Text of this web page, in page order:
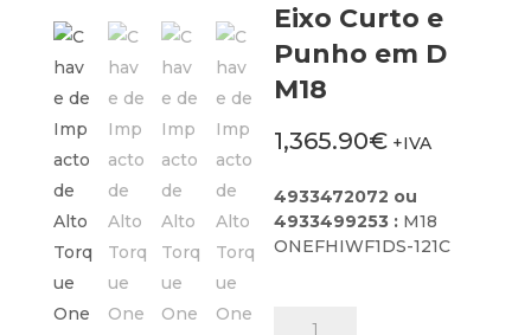
Eixo Curto e
Punho em D
M18
1,365.90€ +IVA
4933472072 ou
4933499253 : M18
ONEFHIWF1DS-121C